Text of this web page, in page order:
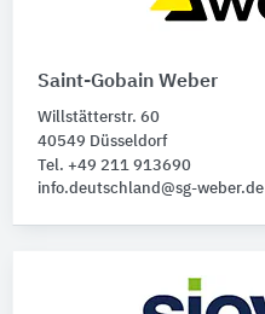
Umweltdeklarationen (EPDs)
Beton
Gebäude-Bauteile
Saint-Gobain Weber
Willstätterstr. 60
40549 Düsseldorf
Tel. +49 211 913690
info.deutschland@sg-weber.de